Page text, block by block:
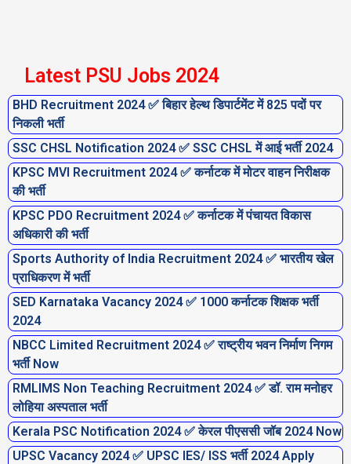
Latest PSU Jobs 2024
BHD Recruitment 2024 ✅ बिहार हेल्थ डिपार्टमेंट में 825 पदों पर
निकली भर्ती
SSC CHSL Notification 2024 ✅ SSC CHSL में आई भर्ती 2024
KPSC MVI Recruitment 2024 ✅ कर्नाटक में मोटर वाहन निरीक्षक
की भर्ती
KPSC PDO Recruitment 2024 ✅ कर्नाटक में पंचायत विकास
अधिकारी की भर्ती
Sports Authority of India Recruitment 2024 ✅ भारतीय खेल
प्राधिकरण में भर्ती
SED Karnataka Vacancy 2024 ✅ 1000 कर्नाटक शिक्षक भर्ती
2024
NBCC Limited Recruitment 2024 ✅ राष्ट्रीय भवन निर्माण निगम
भर्ती Now
RMLIMS Non Teaching Recruitment 2024 ✅ डॉ. राम मनोहर
लोहिया अस्पताल भर्ती
Kerala PSC Notification 2024 ✅ केरल पीएससी जॉब 2024 Now
UPSC Vacancy 2024 ✅ UPSC IES/ ISS भर्ती 2024 Apply
P
a
g
P
a
g
P
a
g
P
a
g
P
a
g
P
a
g
P
a
g